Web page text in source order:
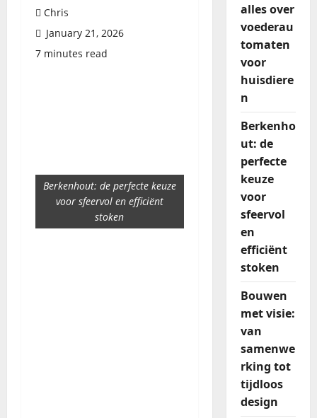
Chris
January 21, 2026
7 minutes read
Berkenhout: de perfecte keuze
voor sfeervol en efficiënt
stoken
alles over
voederau
tomaten
voor
huisdiere
n
Berkenho
ut: de
perfecte
keuze
voor
sfeervol
en
efficiënt
stoken
Bouwen
met visie:
van
samenwe
rking tot
tijdloos
design